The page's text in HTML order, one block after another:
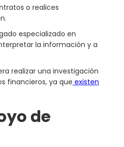
o realices
especializado en
la información y a
realizar una investigación
financieros, ya que existen
de